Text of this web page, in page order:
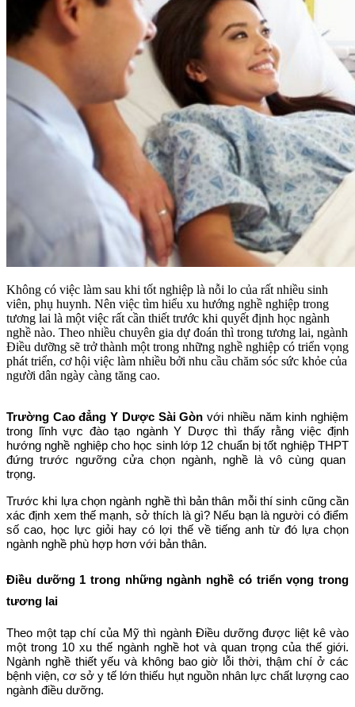
Không có việc làm sau khi tốt nghiệp là nỗi lo của rất nhiều sinh
viên, phụ huynh. Nên việc tìm hiểu xu hướng nghề nghiệp trong
tương lai là một việc rất cần thiết trước khi quyết định học ngành
nghề nào. Theo nhiều chuyên gia dự đoán thì trong tương lai, ngành
Điều dưỡng sẽ trở thành một trong những nghề nghiệp có triển vọng
phát triển, cơ hội việc làm nhiều bởi nhu cầu chăm sóc sức khỏe của
người dân ngày càng tăng cao.
Trường Cao đẳng Y Dược Sài Gòn với nhiều năm kinh nghiệm
trong lĩnh vực đào tạo ngành Y Dược thì thấy rằng việc định
hướng nghề nghiệp cho học sinh lớp 12 chuẩn bị tốt nghiệp THPT
đứng trước ngưỡng cửa chọn ngành, nghề là vô cùng quan
trọng.
Trước khi lựa chọn ngành nghề thì bản thân mỗi thí sinh cũng cần
xác định xem thế mạnh, sở thích là gì? Nếu bạn là người có điểm
số cao, học lực giỏi hay có lợi thế về tiếng anh từ đó lựa chọn
ngành nghề phù hợp hơn với bản thân.
Điều dưỡng 1 trong những ngành nghề có triển vọng trong
tương lai
Theo một tạp chí của Mỹ thì ngành Điều dưỡng được liệt kê vào
một trong 10 xu thế ngành nghề hot và quan trọng của thế giới.
Ngành nghề thiết yếu và không bao giờ lỗi thời, thậm chí ở các
bệnh viện, cơ sở y tế lớn thiếu hụt nguồn nhân lực chất lượng cao
ngành điều dưỡng.